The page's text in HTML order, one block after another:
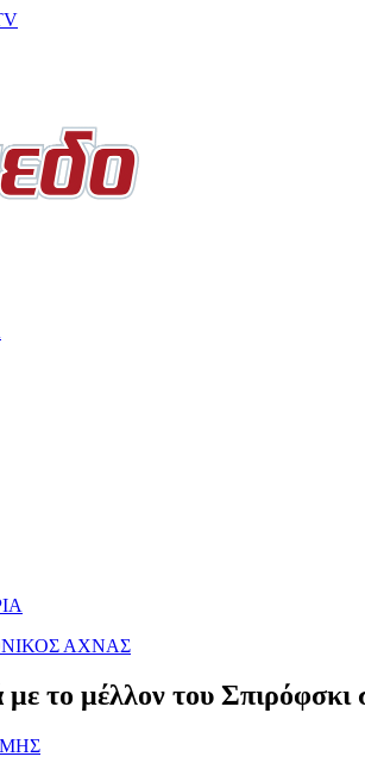
ΑΧΝΑΣ
το μέλλον του Σπιρόφσκι